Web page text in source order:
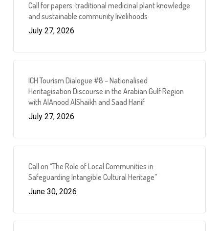
Call for papers: traditional medicinal plant knowledge
and sustainable community livelihoods
July 27, 2026
ICH Tourism Dialogue #8 – Nationalised
Heritagisation Discourse in the Arabian Gulf Region
with AlAnood AlShaikh and Saad Hanif
July 27, 2026
Call on “The Role of Local Communities in
Safeguarding Intangible Cultural Heritage”
June 30, 2026